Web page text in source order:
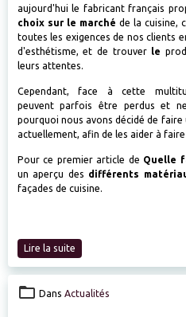
aujourd'hui le fabricant français
choix sur le marché de la cuisine,
toutes les exigences de nos clients
d'esthétisme, et de trouver le
leurs attentes.
Cependant, face à cette
peuvent parfois être perdus et
pourquoi nous avons décidé de
actuellement, afin de les aider à
Pour ce premier article de Quelle
un aperçu des différents
façades de cuisine.
Lire la suite
Dans Actualités